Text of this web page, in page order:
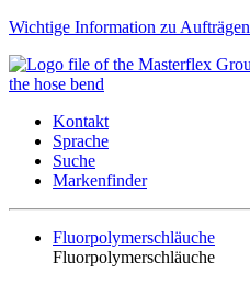
Wichtige Information zu Aufträgen
Kontakt
Sprache
Suche
Markenfinder
Fluorpolymerschläuche
Fluorpolymerschläuche